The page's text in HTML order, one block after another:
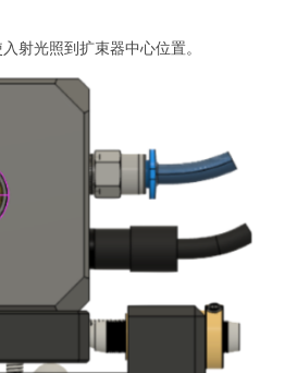
射光照到扩束器中心位置。